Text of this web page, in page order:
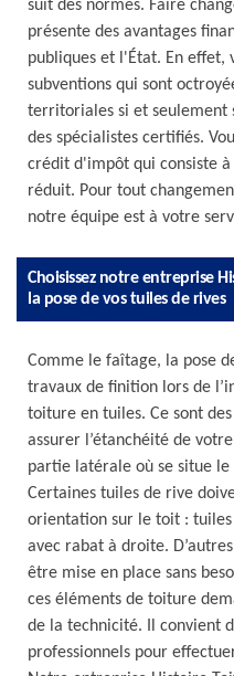
suit des normes. Faire
présente des avantages
publiques et l'État. En effet,
subventions qui sont
territoriales si et seulement
des spécialistes certifiés.
crédit d'impôt qui consiste
réduit. Pour tout
notre équipe est à votre
Choisissez notre entreprise
la pose de vos tuiles de rives
Comme le faîtage, la pose
travaux de finition lors de
toiture en tuiles. Ce sont
assurer l’étanchéité de
partie latérale où se situe
Certaines tuiles de rive
orientation sur le toit :
avec rabat à droite.
être mise en place sans
ces éléments de toiture
de la technicité. Il convient
professionnels pour